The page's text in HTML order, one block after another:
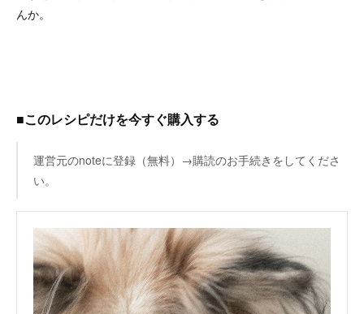
んか。
■このレシピだけを今すぐ購入する
運営元のnoteに登録（無料）→購読のお手続きをしてくださ
い。